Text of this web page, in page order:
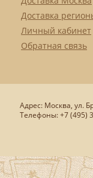
Доставка
Личный кабинет
Обратная связь
Адрес: Москва, ул.
Телефоны: +7 (495)